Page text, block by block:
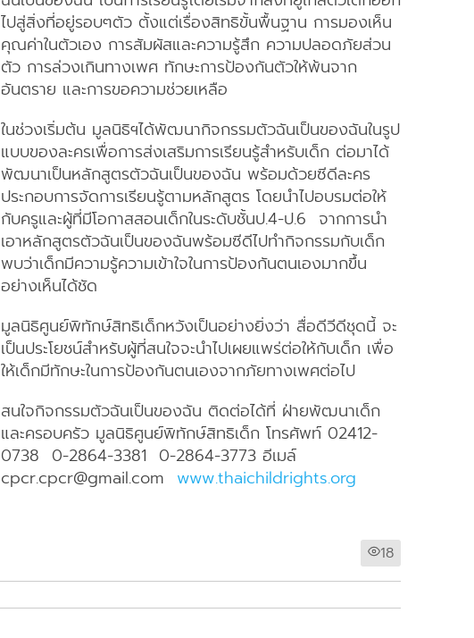
ไปสู่สิ่งที่อยู่รอบๆตัว ตั้งแต่เรื่องสิทธิขั้นพื้นฐาน การมองเห็น
คุณค่าในตัวเอง การสัมผัสและความรู้สึก ความปลอดภัยส่วน
ตัว การล่วงเกินทางเพศ ทักษะการป้องกันตัวให้พ้นจาก
อันตราย และการขอความช่วยเหลือ
ในช่วงเริ่มต้น มูลนิธิฯได้พัฒนากิจกรรมตัวฉันเป็นของฉันในรูป
แบบของละครเพื่อการส่งเสริมการเรียนรู้สำหรับเด็ก ต่อมาได้
พัฒนาเป็นหลักสูตรตัวฉันเป็นของฉัน พร้อมด้วยซีดีละคร
ประกอบการจัดการเรียนรู้ตามหลักสูตร โดยนำไปอบรมต่อให้
กับครูและผู้ที่มีโอกาสสอนเด็กในระดับชั้นป.4-ป.6 จากการนำ
เอาหลักสูตรตัวฉันเป็นของฉันพร้อมซีดีไปทำกิจกรรมกับเด็ก
พบว่าเด็กมีความรู้ความเข้าใจในการป้องกันตนเองมากขึ้น
อย่างเห็นได้ชัด
มูลนิธิศูนย์พิทักษ์สิทธิเด็กหวังเป็นอย่างยิ่งว่า สื่อดีวีดีชุดนี้ จะ
เป็นประโยชน์สำหรับผู้ที่สนใจจะนำไปเผยแพร่ต่อให้กับเด็ก เพื่อ
ให้เด็กมีทักษะในการป้องกันตนเองจากภัยทางเพศต่อไป
สนใจกิจกรรมตัวฉันเป็นของฉัน ติดต่อได้ที่ ฝ่ายพัฒนาเด็ก
และครอบครัว มูลนิธิศูนย์พิทักษ์สิทธิเด็ก โทรศัพท์ 02412-
0738 0-2864-3381 0-2864-3773 อีเมล์
cpcr.cpcr@gmail.com www.thaichildrights.org
18